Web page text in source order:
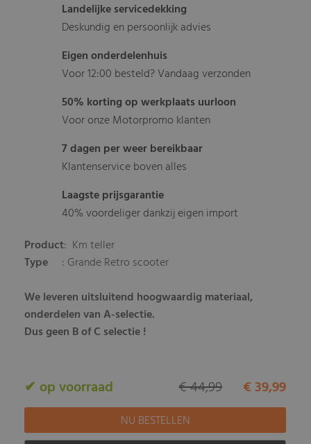
Landelijke servicedekking
Deskundig en persoonlijk advies
Eigen onderdelenhuis
Voor 12:00 besteld? Vandaag verzonden
50% korting op werkplaats uurloon
Voor onze Motorpromo klanten
7 dagen per weer bereikbaar
Klantenservice boven alles
Laagste prijsgarantie
40% voordeliger dankzij eigen import
Product: Km teller
Type : Grande Retro scooter
We leveren uitsluitend hoogwaardig materiaal,
onderdelen van A-selectie.
Dus geen B of C selectie !
✔ op voorraad € 39,99
€ 44,99